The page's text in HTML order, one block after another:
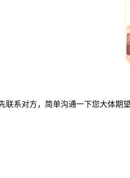
对方，简单沟通一下您大体期